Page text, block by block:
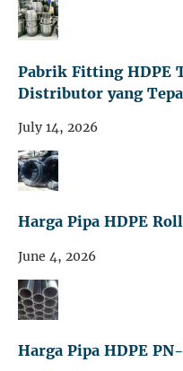
Pabrik Fitting HDPE
Distributor yang
July 14, 2026
Harga Pipa HDPE Roll
June 4, 2026
Harga Pipa HDPE